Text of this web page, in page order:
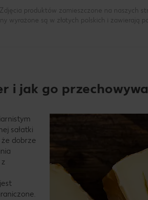
produktów zamieszczone na naszych
wyrażone są w złotych polskich i zawierają
i jak go
sałatki
dobrze